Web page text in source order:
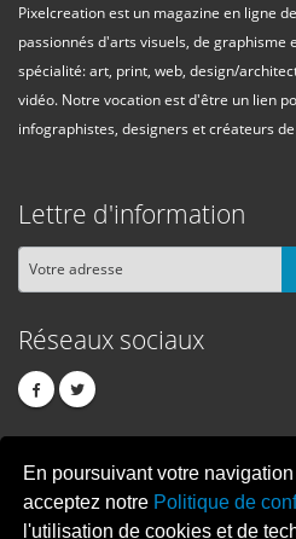
En poursuivant votre
acceptez notre Politique de
l'utilisation de cookies et de
Pixelcreation est un magazine en ligne
passionnés d'arts visuels, de graphisme
spécialité: art, print, web, design/
vidéo. Notre vocation est d'être un lien
infographistes, designers et créateurs
Lettre d'information
Réseaux sociaux
PIXELCREATION